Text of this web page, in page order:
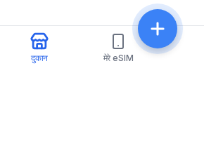
दुकान मेरे eSIM